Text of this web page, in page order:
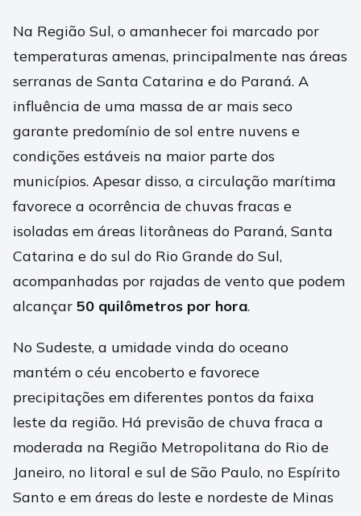
Na Região Sul, o amanhecer foi marcado por
temperaturas amenas, principalmente nas áreas
serranas de Santa Catarina e do Paraná. A
influência de uma massa de ar mais seco
garante predomínio de sol entre nuvens e
condições estáveis na maior parte dos
municípios. Apesar disso, a circulação marítima
favorece a ocorrência de chuvas fracas e
isoladas em áreas litorâneas do Paraná, Santa
Catarina e do sul do Rio Grande do Sul,
acompanhadas por rajadas de vento que podem
alcançar 50 quilômetros por hora.
No Sudeste, a umidade vinda do oceano
mantém o céu encoberto e favorece
precipitações em diferentes pontos da faixa
leste da região. Há previsão de chuva fraca a
moderada na Região Metropolitana do Rio de
Janeiro, no litoral e sul de São Paulo, no Espírito
Santo e em áreas do leste e nordeste de Minas